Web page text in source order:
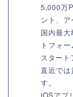
5,000万
ント、
国内最
トフォ
スタート
直近では
す。
iOSアプ